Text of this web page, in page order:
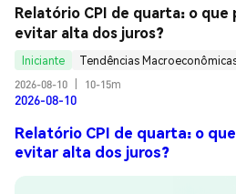
Relatório CPI de quarta: o que
evitar alta dos juros?
Iniciante
Tendências
2026-08-10
10-15m
2026-08-10
Relatório CPI de quarta: o
evitar alta dos juros?